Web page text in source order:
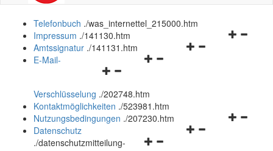
Telefonbuch ./was_internettel_215000.htm
Navigationsmenü
Impressum ./141130.htm
Navigationsmenü
schließen
Amtssignatur ./141131.htm
Navigationsmenü
und
schließen
E-Mail-
Verschlüsselung ./202748.htm
Kontaktmöglichkeiten ./523981.htm
Navigationsmenü
Nutzungsbedingungen ./207230.htm
Navigationsmenü
Datenschutz
./datenschutzmitteilung-